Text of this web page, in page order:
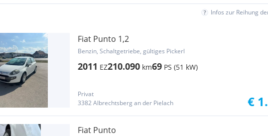
Infos zur Reihung
Fiat Punto 1,2
Benzin, Schaltgetriebe, gültiges Pickerl
2011 EZ210.090 km69 PS (51 kW)
Privat
3382 Albrechtsberg an der Pielach
€
Fiat Punto